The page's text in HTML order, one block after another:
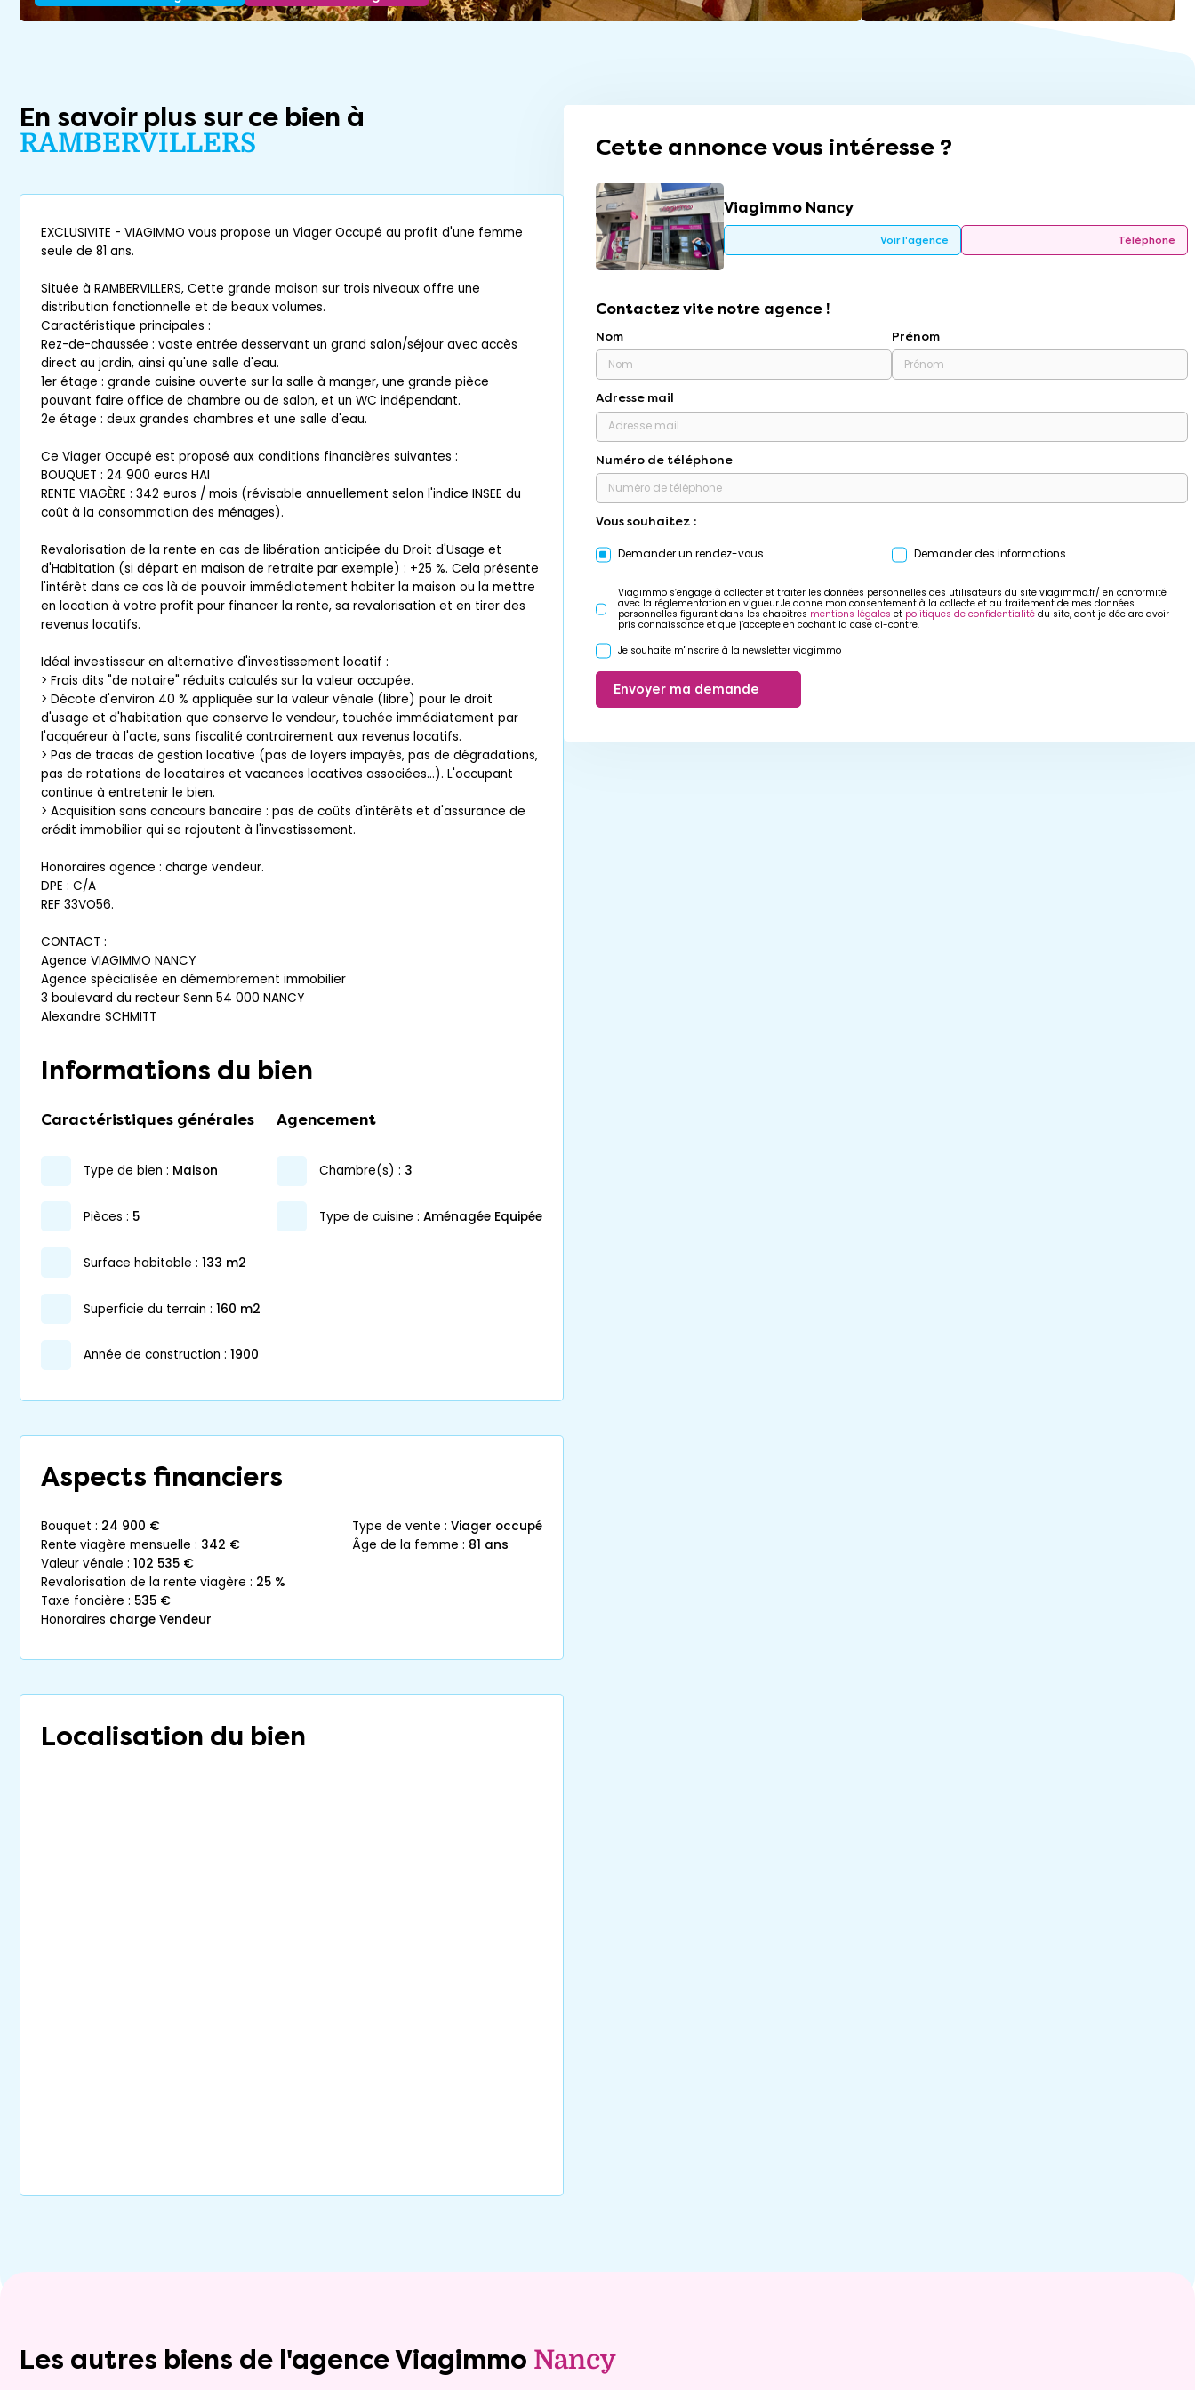
En savoir plus sur ce bien à
RAMBERVILLERS
EXCLUSIVITE - VIAGIMMO vous propose un Viager Occupé au profit d'une femme
seule de 81 ans.
Située à RAMBERVILLERS, Cette grande maison sur trois niveaux offre une
distribution fonctionnelle et de beaux volumes.
Caractéristique principales :
Rez-de-chaussée : vaste entrée desservant un grand salon/séjour avec accès
direct au jardin, ainsi qu'une salle d'eau.
1er étage : grande cuisine ouverte sur la salle à manger, une grande pièce
pouvant faire office de chambre ou de salon, et un WC indépendant.
2e étage : deux grandes chambres et une salle d'eau.
Ce Viager Occupé est proposé aux conditions financières suivantes :
BOUQUET : 24 900 euros HAI
RENTE VIAGÈRE : 342 euros / mois (révisable annuellement selon l'indice INSEE du
coût à la consommation des ménages).
Revalorisation de la rente en cas de libération anticipée du Droit d'Usage et
d'Habitation (si départ en maison de retraite par exemple) : +25 %. Cela présente
l'intérêt dans ce cas là de pouvoir immédiatement habiter la maison ou la mettre
en location à votre profit pour financer la rente, sa revalorisation et en tirer des
revenus locatifs.
Idéal investisseur en alternative d'investissement locatif :
> Frais dits "de notaire" réduits calculés sur la valeur occupée.
> Décote d'environ 40 % appliquée sur la valeur vénale (libre) pour le droit
d'usage et d'habitation que conserve le vendeur, touchée immédiatement par
l'acquéreur à l'acte, sans fiscalité contrairement aux revenus locatifs.
> Pas de tracas de gestion locative (pas de loyers impayés, pas de dégradations,
pas de rotations de locataires et vacances locatives associées...). L'occupant
continue à entretenir le bien.
> Acquisition sans concours bancaire : pas de coûts d'intérêts et d'assurance de
crédit immobilier qui se rajoutent à l'investissement.
Honoraires agence : charge vendeur.
DPE : C/A
REF 33VO56.
CONTACT :
Agence VIAGIMMO NANCY
Agence spécialisée en démembrement immobilier
3 boulevard du recteur Senn 54 000 NANCY
Alexandre SCHMITT
Informations du bien
Caractéristiques générales
type de bien : maison
pièces : 5
surface habitable : 133 m2
superficie du terrain : 160 m2
année de construction : 1900
Agencement
chambre(s) : 3
Type de cuisine : Aménagée Equipée
Aspects financiers
bouquet : 24 900 €
rente viagère mensuelle : 342 €
valeur vénale : 102 535 €
revalorisation de la rente viagère : 25 %
taxe foncière : 535 €
honoraires charge Vendeur
type de vente : Viager occupé
âge de la femme : 81 ans
Localisation du bien
Cette annonce vous intéresse ?
Viagimmo Nancy
Voir l'agence Téléphone
Contactez vite notre agence !
Nom Prénom
Adresse mail
Numéro de téléphone
Vous souhaitez :
Demander un rendez-vous Demander des informations
Viagimmo s’engage à collecter et traiter les données personnelles des utilisateurs du site viagimmo.fr/ en conformité
avec la réglementation en vigueur.Je donne mon consentement à la collecte et au traitement de mes données
personnelles figurant dans les chapitres mentions légales et politiques de confidentialité du site, dont je déclare avoir
pris connaissance et que j’accepte en cochant la case ci-contre.
Je souhaite m'inscrire à la newsletter viagimmo
Envoyer ma demande
Les autres biens de l'agence Viagimmo Nancy